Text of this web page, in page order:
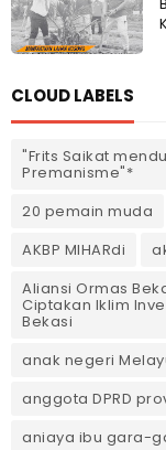
CLOUD LABELS
"Frits Saikat
Premanisme"*
20 pemain muda
AKBP MIHARdi
Aliansi Ormas
Ciptakan Iklim
Bekasi
anak negeri
anggota DPRD
aniaya ibu gara-